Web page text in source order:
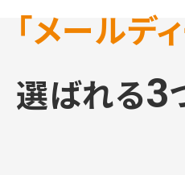
「メールデ
選ばれる3